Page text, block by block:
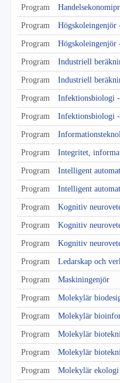
Program
Program Högskoleingenjör
Program
Program Industriell
Program Industriell
Program Infektionsbiologi
Program Infektionsbiologi
Program
Program Integritet,
Program Intelligent
Program Intelligent
Program Kognitiv
Program Kognitiv
Program Kognitiv
Program Ledarskap och
Program Maskiningenjör
Program Molekylär
Program Molekylär
Program Molekylär
Program Molekylär
Program Molekylär ekologi